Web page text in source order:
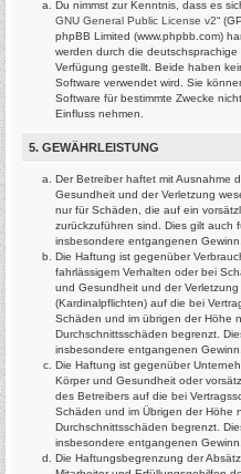
Du nimmst zur Kenntnis, dass es
GNU General Public License v2“
phpBB Limited (www.phpbb.com)
werden durch die
Verfügung gestellt. Beide haben
Software verwendet wird. Sie
Software für bestimmte Zwecke
Einfluss nehmen.
5. GEWÄHRLEISTUNG
Der Betreiber haftet mit Ausnahme
Gesundheit und der Verletzung
nur für Schäden, die auf ein
zurückzuführen sind. Dies gilt auch
insbesondere entgangenen Gewinn.
Die Haftung ist gegenüber
fahrlässigem Verhalten oder bei
und Gesundheit und der
(Kardinalpflichten) auf die bei
Schäden und im übrigen der Höhe
Durchschnittsschäden begrenzt.
insbesondere entgangenen Gewinn.
Die Haftung ist gegenüber
Körper und Gesundheit oder
des Betreibers auf die bei
Schäden und im Übrigen der Höhe
Durchschnittsschäden begrenzt.
insbesondere entgangenen Gewinn.
Die Haftungsbegrenzung der